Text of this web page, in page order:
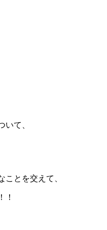
いて、
ことを交えて、
！